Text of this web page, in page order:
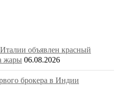
объявлен красный
жары 06.08.2026
брокера в Индии